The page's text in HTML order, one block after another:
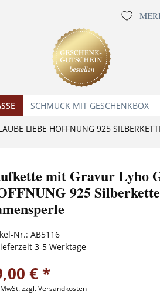
SCHMUCK MIT GESCHENKBOX
LIEBE HOFFNUNG 925
mit Gravur Lyho
925
Nr.: AB5116
3-5 Werktage
€ *
zzgl. Versandkosten